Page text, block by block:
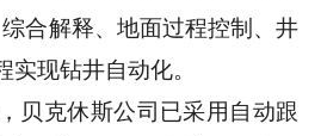
合解释、地面过程控制、井
实现钻井自动化。
贝克休斯公司已采用自动跟